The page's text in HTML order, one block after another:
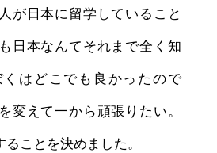
が日本に留学していること
日本なんてそれまで全く知
はどこでも良かったので
変えて一から頑張りたい。
ことを決めました。